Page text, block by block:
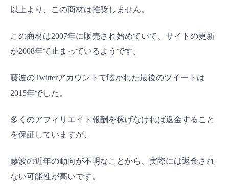
以上より、この商材は推奨しません。
この商材は2007年に販売され始めていて、サイトの更新
が2008年で止まっているようです。
藤波のTwitterアカウントで呟かれた最後のツイートは
2015年でした。
多くのアフィリエイト報酬を稼げなければ返金すること
を保証していますが、
藤波の近年の動向が不明なことから、実際には返金され
ない可能性が高いです。